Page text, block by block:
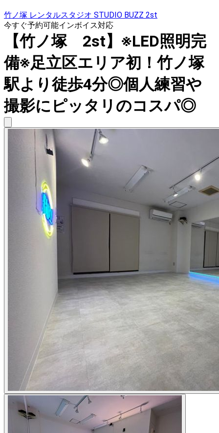
竹ノ塚 レンタルスタジオ STUDIO BUZZ 2st
今すぐ予約可能インボイス対応
【竹ノ塚 2st】※LED照明完
備※足立区エリア初！竹ノ塚
駅より徒歩4分◎個人練習や
撮影にピッタリのコスパ◎